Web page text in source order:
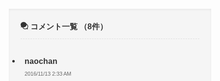
コメント一覧 （8件）
naochan
2016/11/13 2:33 AM